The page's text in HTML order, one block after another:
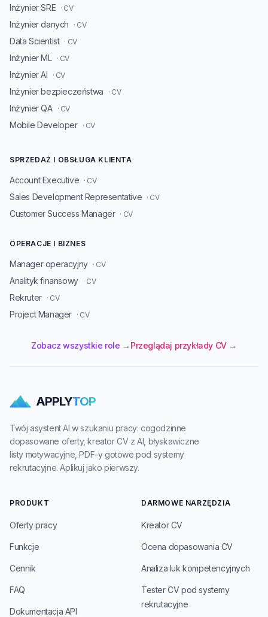
Inżynier SRE · CV
Inżynier danych · CV
Data Scientist · CV
Inżynier ML · CV
Inżynier AI · CV
Inżynier bezpieczeństwa · CV
Inżynier QA · CV
Mobile Developer · CV
SPRZEDAŻ I OBSŁUGA KLIENTA
Account Executive · CV
Sales Development Representative · CV
Customer Success Manager · CV
OPERACJE I BIZNES
Manager operacyjny · CV
Analityk finansowy · CV
Rekruter · CV
Project Manager · CV
Zobacz wszystkie role → Przeglądaj przykłady CV →
APPLYTOP
Twój asystent AI w szukaniu pracy: cogodzinne
dopasowane oferty, kreator CV z AI, błyskawiczne
listy motywacyjne, PDF-y gotowe pod systemy
rekrutacyjne. Aplikuj jako pierwszy.
PRODUKT
Oferty pracy
Funkcje
Cennik
FAQ
Dokumentacja API
DARMOWE NARZĘDZIA
Kreator CV
Ocena dopasowania CV
Analiza luk kompetencyjnych
Tester CV pod systemy
rekrutacyjne